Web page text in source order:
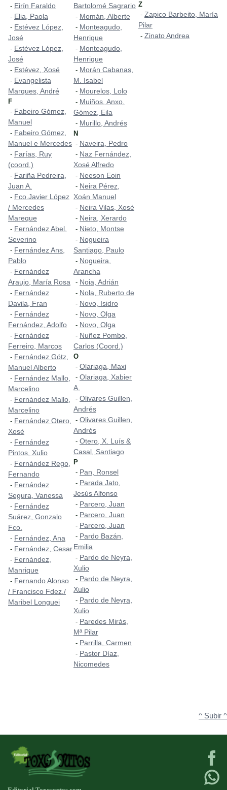
- Eirín Faraldo
- Elia, Paola
- Estévez López,
José
- Estévez López,
José
- Estévez, Xosé
- Evangelista
Marques, André
F
- Fabeiro Gómez,
Manuel
- Fabeiro Gómez,
Manuel e Mercedes
- Farías, Ruy
(coord.)
- Fariña Pedreira,
Juan A.
- Fco.Javier López
/ Mercedes
Mareque
- Fernández Abel,
Severino
- Fernández Ans,
Pablo
- Fernández
Araujo, María Rosa
- Fernández
Davila, Fran
- Fernández
Fernández, Adolfo
- Fernández
Ferreiro, Marcos
- Fernández Götz,
Manuel Alberto
- Fernández Mallo,
Marcelino
- Fernández Mallo,
Marcelino
- Fernández Otero,
Xosé
- Fernández
Pintos, Xulio
- Fernández Rego,
Fernando
- Fernández
Segura, Vanessa
- Fernández
Suárez, Gonzalo
Fco.
- Fernández, Ana
- Fernández, Cesar
- Fernández,
Manrique
- Fernando Alonso
/ Francisco Fdez./
Maribel Longuei
Bartolomé Sagrario
- Momán, Alberte
- Monteagudo,
Henrique
- Monteagudo,
Henrique
- Morán Cabanas,
M. Isabel
- Mourelos, Lolo
- Muiños, Anxo.
Gómez, Eila
- Murillo, Andrés
N
- Naveira, Pedro
- Naz Fernández,
Xosé Alfredo
- Neeson Eoin
- Neira Pérez,
Xoán Manuel
- Neira Vilas, Xosé
- Neira, Xerardo
- Nieto, Montse
- Nogueira
Santiago, Paulo
- Nogueira,
Arancha
- Noia, Adrián
- Nola, Ruberto de
- Novo, Isidro
- Novo, Olga
- Novo, Olga
- Nuñez Pombo,
Carlos (Coord.)
O
- Olariaga, Maxi
- Olariaga, Xabier
A.
- Olivares Guillen,
Andrés
- Olivares Guillen,
Andrés
- Otero, X. Luís &
Casal, Santiago
P
- Pan, Ronsel
- Parada Jato,
Jesús Alfonso
- Parcero, Juan
- Parcero, Juan
- Parcero, Juan
- Pardo Bazán,
Emilia
- Pardo de Neyra,
Xulio
- Pardo de Neyra,
Xulio
- Pardo de Neyra,
Xulio
- Paredes Mirás,
Mª Pilar
- Parrilla, Carmen
- Pastor Díaz,
Nicomedes
Z
- Zapico Barbeito, María
Pilar
- Zinato Andrea
^ Subir ^